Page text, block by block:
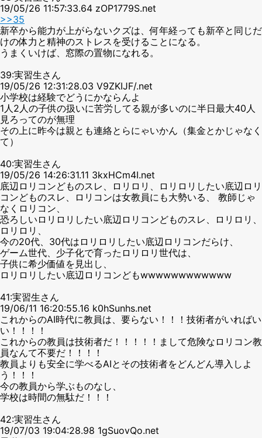
19/05/26 11:57:33.64 zOP1779S.net
>>35
新卒から能力が上がらないクズは、何年経っても新卒と同じだ
けの体力と精神のストレスを受けることになる。
うまくいけば、窓際の置物になれる。
39:実習生さん
19/05/26 12:31:28.03 V9ZKIJF/.net
小学校は経験でどうにかならんよ
1人2人の子供の扱いに苦労してる親が多いのに半日最大40人
見ろってのが無理
その上に昨今は親とも連絡とらにゃいかん（集金とかじゃなく
て）
40:実習生さん
19/05/26 14:26:31.11 3kxHCm4I.net
底辺ロリコンどものスレ、ロリロリ、ロリロリしたい底辺ロリ
コンどものスレ、ロリコンは女教員にも大勢いる、 教師じゃ
なくロリコン、
恐ろしいロリロリしたい底辺ロリコンどものスレ、ロリロリ、
ロリロリ、
今の20代、30代はロリロリしたい底辺ロリコンだらけ、
ゲーム世代、少子化で育ったロリロリ世代は、
子供に希少価値を見出し、
ロリロリしたい底辺ロリコンどもwwwwwwwwwwww
41:実習生さん
19/06/11 16:20:55.16 k0hSunhs.net
これからのAI時代に教員は、要らない！！！技術者がいればい
い！！！！
これからの教員は技術者だ！！！！！まして危険なロリコン教
員なんて不要だ！！！！
教員よりも安全に学べるAIとその技術者をどんどん導入しよ
う！！！
今の教員から学ぶものなし、
学校は時間の無駄だ！！！
42:実習生さん
19/07/03 19:04:28.98 1gSuovQo.net